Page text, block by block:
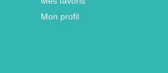
Mon profil